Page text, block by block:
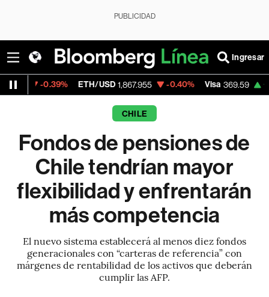
PUBLICIDAD
Ingresar
ETH/USD 1,867.955 -0.40% Visa 369.59 +1.07%
CHILE
Fondos de pensiones de
Chile tendrían mayor
flexibilidad y enfrentarán
más competencia
El nuevo sistema establecerá al menos diez fondos
generacionales con “carteras de referencia” con
márgenes de rentabilidad de los activos que deberán
cumplir las AFP.